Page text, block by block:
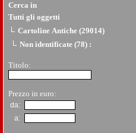
Cerca in
Tutti gli oggetti
Cartoline Antiche (29014)
Non identificate (78) :
Titolo:
Prezzo in euro:
da:
a: